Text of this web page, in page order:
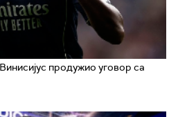
продужио уговор са